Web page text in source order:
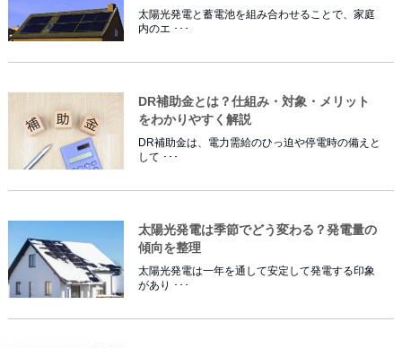
太陽光発電と蓄電池を組み合わせることで、家庭
内のエ ･･･
DR補助金とは？仕組み・対象・メリット
をわかりやすく解説
DR補助金は、電力需給のひっ迫や停電時の備えと
して ･･･
太陽光発電は季節でどう変わる？発電量の
傾向を整理
太陽光発電は一年を通して安定して発電する印象
があり ･･･